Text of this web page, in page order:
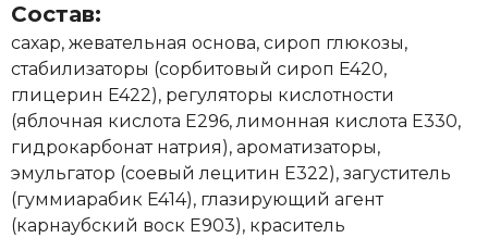
Состав:
сахар, жевательная основа, сироп глюкозы,
стабилизаторы (сорбитовый сироп E420,
глицерин E422), регуляторы кислотности
(яблочная кислота E296, лимонная кислота E330,
гидрокарбонат натрия), ароматизаторы,
эмульгатор (соевый лецитин E322), загуститель
(гуммиарабик E414), глазирующий агент
(карнаубский воск E903), краситель